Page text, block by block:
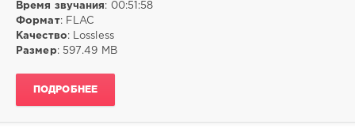
Country
Classicrock
Время звучания: 00:51:58
Формат: FLAC
Качество: Lossless
Размер: 597.49 MB
ПОДРОБНЕЕ